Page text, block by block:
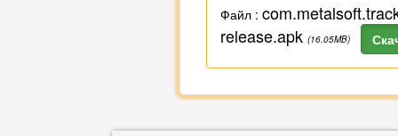
Файл :
release.apk (16.05MB)